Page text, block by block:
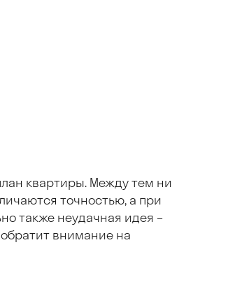
квартиры. Между тем ни
точностью, а при
также неудачная идея –
внимание на